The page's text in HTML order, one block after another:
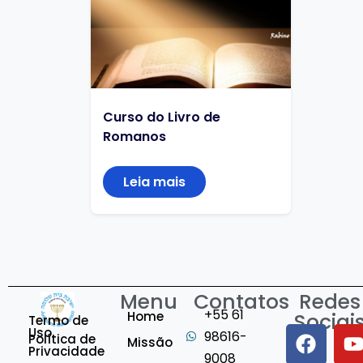
Curso do Livro de
Romanos
Leia mais
Termo de
Uso
Política de
Privacidade
Menu
Home
Missão
Contatos
+55 61
98616-
9008
Redes